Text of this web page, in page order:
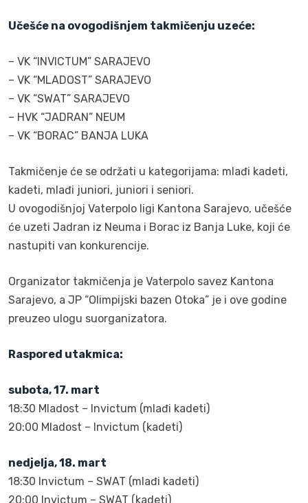
Učešće na ovogodišnjem takmičenju uzeće:
– VK “INVICTUM” SARAJEVO
– VK “MLADOST” SARAJEVO
– VK “SWAT” SARAJEVO
– HVK “JADRAN” NEUM
– VK “BORAC” BANJA LUKA
Takmičenje će se održati u kategorijama: mlađi kadeti,
kadeti, mlađi juniori, juniori i seniori.
U ovogodišnjoj Vaterpolo ligi Kantona Sarajevo, učešće
će uzeti Jadran iz Neuma i Borac iz Banja Luke, koji će
nastupiti van konkurencije.
Organizator takmičenja je Vaterpolo savez Kantona
Sarajevo, a JP “Olimpijski bazen Otoka” je i ove godine
preuzeo ulogu suorganizatora.
Raspored utakmica:
subota, 17. mart
18:30 Mladost – Invictum (mlađi kadeti)
20:00 Mladost – Invictum (kadeti)
nedjelja, 18. mart
18:30 Invictum – SWAT (mlađi kadeti)
20:00 Invictum – SWAT (kadeti)